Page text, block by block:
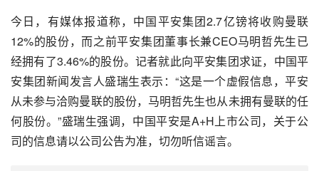
今日，有媒体报道称，中国平安集团2.7亿镑将收购曼联
12%的股份，而之前平安集团董事长兼CEO马明哲先生已
经拥有了3.46%的股份。记者就此向平安集团求证，中国平
安集团新闻发言人盛瑞生表示：“这是一个虚假信息，平安
从未参与洽购曼联的股份，马明哲先生也从未拥有曼联的任
何股份。”盛瑞生强调，中国平安是A+H上市公司，关于公
司的信息请以公司公告为准，切勿听信谣言。